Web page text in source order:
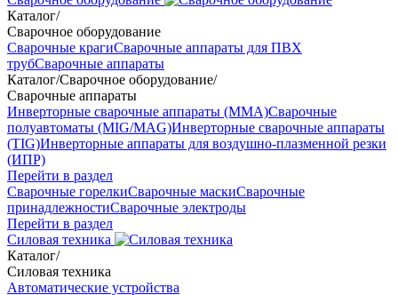
Каталог/
Сварочное оборудование
Сварочные крагиСварочные аппараты для ПВХ
трубСварочные аппараты
Каталог/Сварочное оборудование/
Сварочные аппараты
Инверторные сварочные аппараты (ММА)Сварочные
полуавтоматы (MIG/MAG)Инверторные сварочные аппараты
(TIG)Инверторные аппараты для воздушно-плазменной резки
(ИПР)
Перейти в раздел
Сварочные горелкиСварочные маскиСварочные
принадлежностиСварочные электроды
Перейти в раздел
Силовая техника
Каталог/
Силовая техника
Автоматические устройства